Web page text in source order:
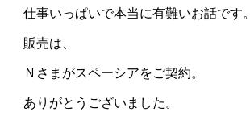
仕事いっぱいで本当に有難いお話です。
販売は、
Ｎさまがスペーシアをご契約。
ありがとうございました。